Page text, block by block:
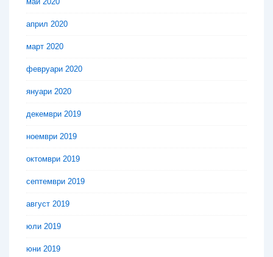
април 2020
март 2020
февруари 2020
януари 2020
декември 2019
ноември 2019
октомври 2019
септември 2019
август 2019
юли 2019
юни 2019